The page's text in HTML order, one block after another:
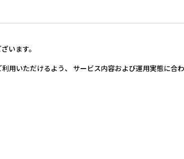
います。
用いただけるよう、 サービス内容および運用実態に合